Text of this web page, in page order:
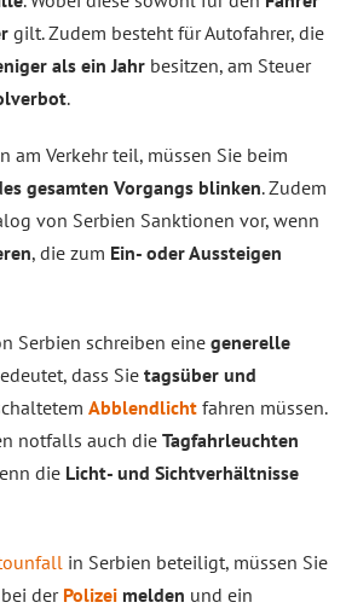
gilt. Zudem besteht für Autofahrer, die
als ein Jahr besitzen, am Steuer
.
am Verkehr teil, müssen Sie beim
gesamten Vorgangs blinken. Zudem
von Serbien Sanktionen vor, wenn
, die zum Ein- oder Aussteigen
Serbien schreiben eine generelle
dass Sie tagsüber und
Abblendlicht fahren müssen.
notfalls auch die Tagfahrleuchten
die Licht- und Sichtverhältnisse
in Serbien beteiligt, müssen Sie
der Polizei melden und ein